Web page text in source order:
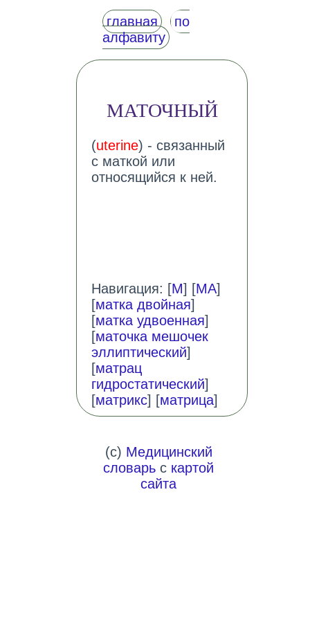
главная
по
алфавиту
МАТОЧНЫЙ
(uterine) - связанный
с маткой или
относящийся к ней.
Навигация: [М] [МА]
[матка двойная]
[матка удвоенная]
[маточка мешочек
эллиптический]
[матрац
гидростатический]
[матрикс] [матрица]
(c) Медицинский
словарь с картой
сайта